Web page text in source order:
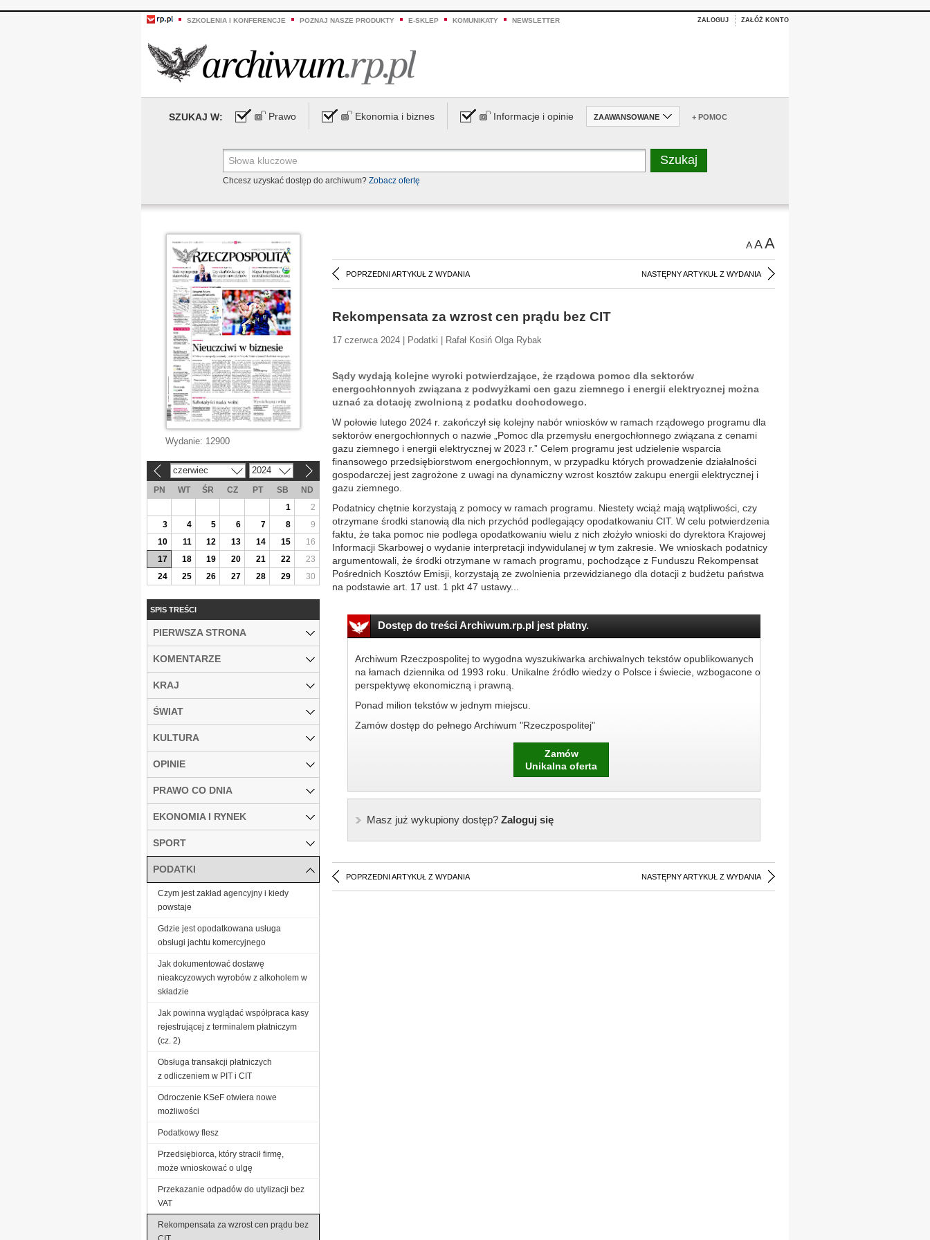
SZKOLENIA I KONFERENCJE POZNAJ NASZE PRODUKTY E-SKLEP KOMUNIKATY NEWSLETTER ZALOGUJ ZAŁÓŻ KONTO
SZUKAJ W: Prawo Ekonomia i biznes Informacje i opinie ZAAWANSOWANE + POMOC
Chcesz uzyskać dostęp do archiwum? Zobacz ofertę
AAA
POPRZEDNI ARTYKUŁ Z WYDANIA NASTĘPNY ARTYKUŁ Z WYDANIA
Rekompensata za wzrost cen prądu bez CIT
17 czerwca 2024 | Podatki | Rafał Kosiń Olga Rybak
Sądy wydają kolejne wyroki potwierdzające, że rządowa pomoc dla sektorów
energochłonnych związana z podwyżkami cen gazu ziemnego i energii elektrycznej można
uznać za dotację zwolnioną z podatku dochodowego.
W połowie lutego 2024 r. zakończył się kolejny nabór wniosków w ramach rządowego programu dla
sektorów energochłonnych o nazwie „Pomoc dla przemysłu energochłonnego związana z cenami
gazu ziemnego i energii elektrycznej w 2023 r.” Celem programu jest udzielenie wsparcia
finansowego przedsiębiorstwom energochłonnym, w przypadku których prowadzenie działalności
gospodarczej jest zagrożone z uwagi na dynamiczny wzrost kosztów zakupu energii elektrycznej i
gazu ziemnego.
Podatnicy chętnie korzystają z pomocy w ramach programu. Niestety wciąż mają wątpliwości, czy
otrzymane środki stanowią dla nich przychód podlegający opodatkowaniu CIT. W celu potwierdzenia
faktu, że taka pomoc nie podlega opodatkowaniu wielu z nich złożyło wnioski do dyrektora Krajowej
Informacji Skarbowej o wydanie interpretacji indywidulanej w tym zakresie. We wnioskach podatnicy
argumentowali, że środki otrzymane w ramach programu, pochodzące z Funduszu Rekompensat
Pośrednich Kosztów Emisji, korzystają ze zwolnienia przewidzianego dla dotacji z budżetu państwa
na podstawie art. 17 ust. 1 pkt 47 ustawy...
Dostęp do treści Archiwum.rp.pl jest płatny.
Archiwum Rzeczpospolitej to wygodna wyszukiwarka archiwalnych tekstów opublikowanych
na łamach dziennika od 1993 roku. Unikalne źródło wiedzy o Polsce i świecie, wzbogacone o
perspektywę ekonomiczną i prawną.
Ponad milion tekstów w jednym miejscu.
Zamów dostęp do pełnego Archiwum "Rzeczpospolitej"
Zamów
Unikalna oferta
Masz już wykupiony dostęp?Zaloguj się
POPRZEDNI ARTYKUŁ Z WYDANIA NASTĘPNY ARTYKUŁ Z WYDANIA
Wydanie: 12900
czerwiec 2024
PN WT ŚR CZ PT SB
ND
1
2
3
4 5 6 7 8
9
10
11 12 13 14 15
16
17
18 19 20 21 22
23
24
25 26 27 28 29 30
SPIS TREŚCI
PIERWSZA STRONA
KOMENTARZE
KRAJ
ŚWIAT
KULTURA
OPINIE
PRAWO CO DNIA
EKONOMIA I RYNEK
SPORT
PODATKI
Czym jest zakład agencyjny i kiedy
powstaje
Gdzie jest opodatkowana usługa
obsługi jachtu komercyjnego
Jak dokumentować dostawę
nieakcyzowych wyrobów z alkoholem w
składzie
Jak powinna wyglądać współpraca kasy
rejestrującej z terminalem płatniczym
(cz. 2)
Obsługa transakcji płatniczych
z odliczeniem w PIT i CIT
Odroczenie KSeF otwiera nowe
możliwości
Podatkowy flesz
Przedsiębiorca, który stracił firmę,
może wnioskować o ulgę
Przekazanie odpadów do utylizacji bez
VAT
Rekompensata za wzrost cen prądu bez